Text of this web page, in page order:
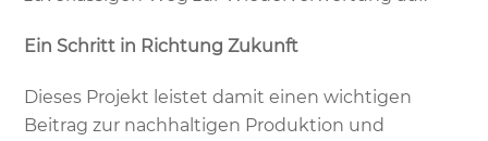
Ein Schritt in Richtung Zukunft
Dieses Projekt leistet damit einen wichtigen
Beitrag zur nachhaltigen Produktion und